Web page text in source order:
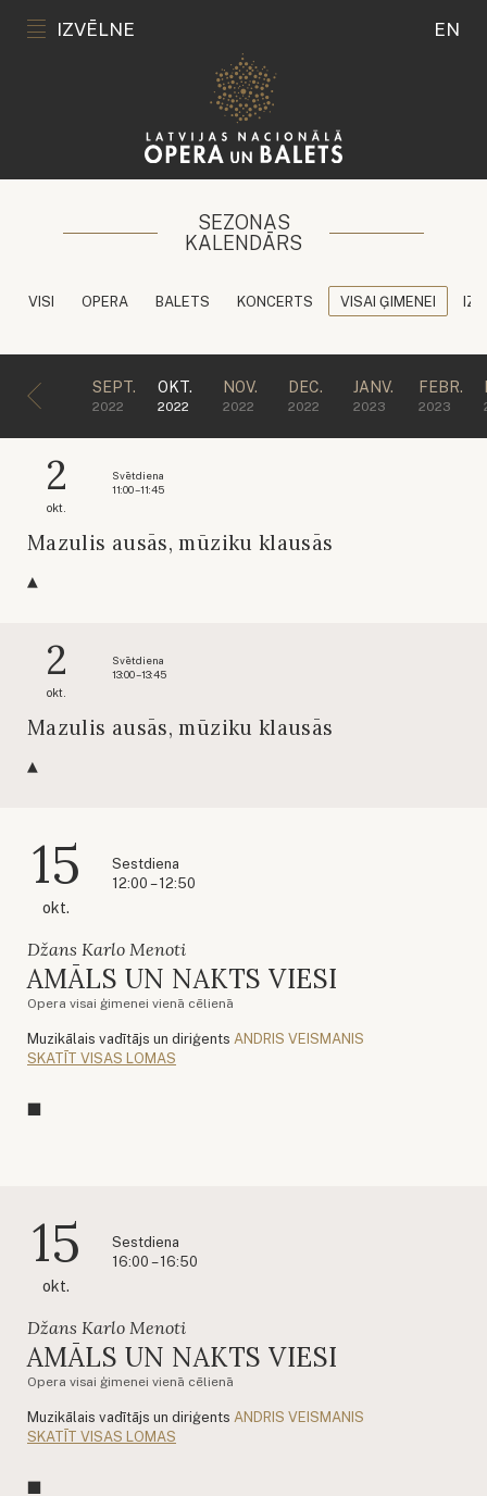
IZVĒLNE EN
SEZONAS
KALENDĀRS
VISI OPERA BALETS KONCERTS VISAI ĢIMENEI
SEPT.
2022
OKT.
2022
NOV.
2022
DEC.
2022
JANV.
2023
FEBR.
2023
2
okt.
Svētdiena
11:00 – 11:45
Mazulis ausās, mūziku klausās
2
okt.
Svētdiena
13:00 – 13:45
Mazulis ausās, mūziku klausās
15
okt.
Sestdiena
12:00 – 12:50
Džans Karlo Menoti
AMĀLS UN NAKTS VIESI
Opera visai ģimenei vienā cēlienā
Muzikālais vadītājs un diriģents ANDRIS VEISMANIS
SKATĪT VISAS LOMAS
15
okt.
Sestdiena
16:00 – 16:50
Džans Karlo Menoti
AMĀLS UN NAKTS VIESI
Opera visai ģimenei vienā cēlienā
Muzikālais vadītājs un diriģents ANDRIS VEISMANIS
SKATĪT VISAS LOMAS